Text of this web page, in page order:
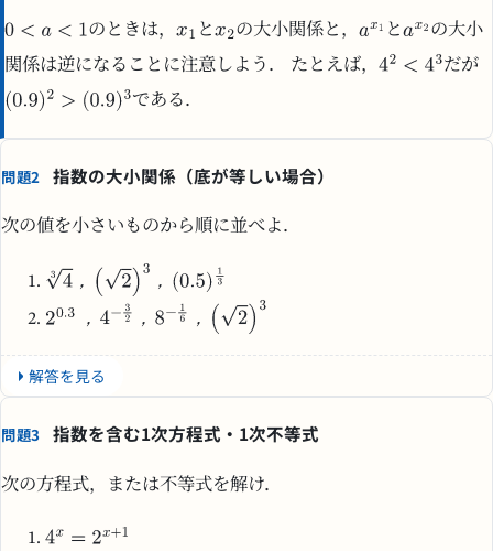
のときは， と の大小関係と， と
の大小
関係は逆になることに注意しよう． たとえば，
だが
である．
問題2 指数の大小関係（底が等しい場合）
次の値を小さいものから順に並べよ．
，
，
，
， ，
解答を見る
問題3 指数を含む1次方程式・1次不等式
次の方程式，または不等式を解け．